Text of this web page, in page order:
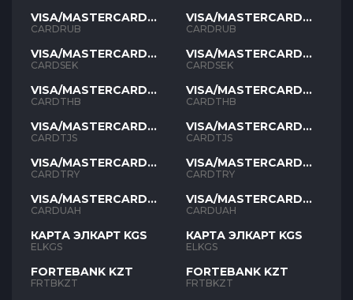
VISA/MASTERCARD
RUB
CARDRUB
VISA/MASTERCARD
SEK
CARDSEK
VISA/MASTERCARD
THB
CARDTHB
VISA/MASTERCARD
TJS
CARDTJS
VISA/MASTERCARD
TYR
CARDTRY
VISA/MASTERCARD
UAH
CARDUAH
КАРТА ЭЛКАРТ KGS
ELKGS
FORTEBANK KZT
FRTBKZT
VISA/MASTERCARD
RUB
CARDRUB
VISA/MASTERCARD
SEK
CARDSEK
VISA/MASTERCARD
THB
CARDTHB
VISA/MASTERCARD
TJS
CARDTJS
VISA/MASTERCARD
TYR
CARDTRY
VISA/MASTERCARD
UAH
CARDUAH
КАРТА ЭЛКАРТ KGS
ELKGS
FORTEBANK KZT
FRTBKZT